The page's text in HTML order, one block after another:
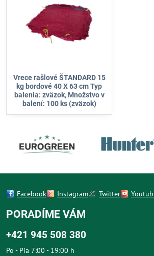
Vrece rašlové ŠTANDARD 15
kg bordové 40 X 63 cm Typ
balenia: zväzok, Množstvo v
balení: 100 ks (zväzok)
Facebook Instagram Twitter
PORADÍME VÁM
+421 945 508 380
Po - Pia 7:00 - 19:00 h